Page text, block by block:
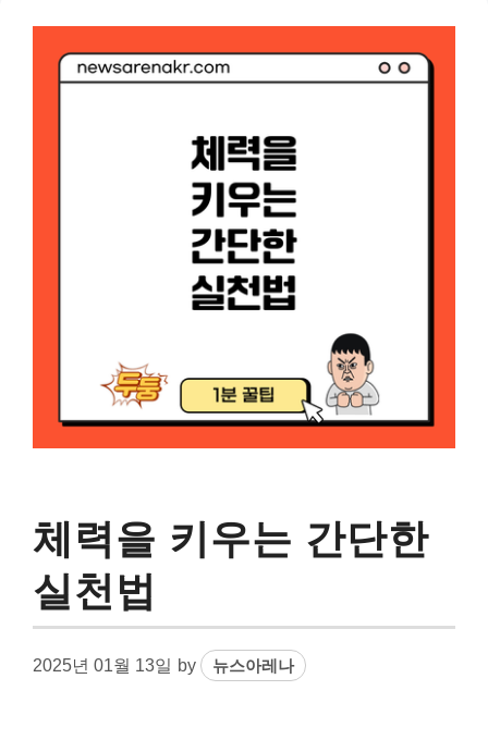
체력을 키우는 간단한
실천법
2025년 01월 13일 by 뉴스아레나